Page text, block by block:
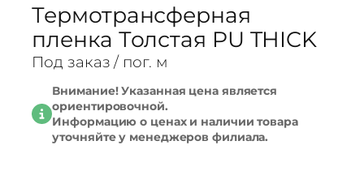
Термотрансферная
пленка Толстая PU THICK
Под заказ / пог. м
Внимание! Указанная цена является
ориентировочной.
Информацию о ценах и наличии товара
уточняйте у менеджеров филиала.